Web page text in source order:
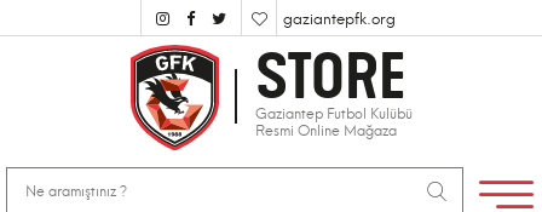
gaziantepfk.org
STORE
Gaziantep Futbol Kulübü
Resmi Online Mağaza